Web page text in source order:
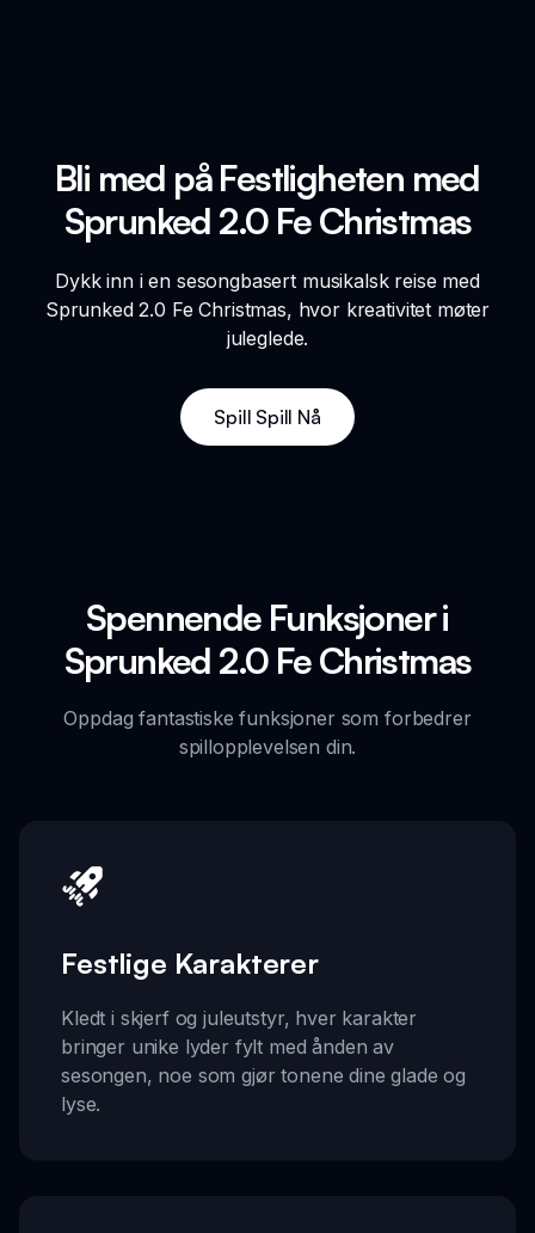
Bli med på Festligheten med
Sprunked 2.0 Fe Christmas
Dykk inn i en sesongbasert musikalsk reise med
Sprunked 2.0 Fe Christmas, hvor kreativitet møter
juleglede.
Spill Spill Nå
Spennende Funksjoner i
Sprunked 2.0 Fe Christmas
Oppdag fantastiske funksjoner som forbedrer
spillopplevelsen din.
Festlige Karakterer
Kledt i skjerf og juleutstyr, hver karakter
bringer unike lyder fylt med ånden av
sesongen, noe som gjør tonene dine glade og
lyse.